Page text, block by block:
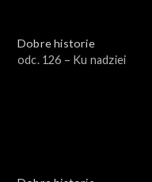
Dobre historie
odc. 126 – Ku nadziei